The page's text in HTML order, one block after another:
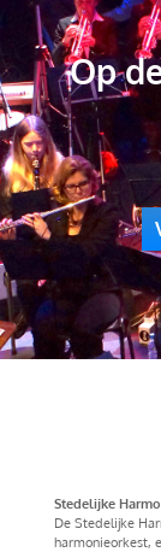
Op
Stedelijke
De Stedelijke
harmonieorkest,